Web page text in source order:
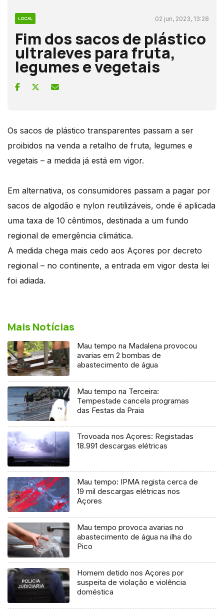
LOCAL 02 jun, 2023, 13:28
Fim dos sacos de plástico
ultraleves para fruta,
legumes e vegetais
Os sacos de plástico transparentes passam a ser
proibidos na venda a retalho de fruta, legumes e
vegetais – a medida já está em vigor.
Em alternativa, os consumidores passam a pagar por
sacos de algodão e nylon reutilizáveis, onde é aplicada
uma taxa de 10 cêntimos, destinada a um fundo
regional de emergência climática.
A medida chega mais cedo aos Açores por decreto
regional – no continente, a entrada em vigor desta lei
foi adiada.
Mais Notícias
Mau tempo na Madalena provocou
avarias em 2 bombas de
abastecimento de água
Mau tempo na Terceira:
Tempestade cancela programas
das Festas da Praia
Trovoada nos Açores: Registadas
18.991 descargas elétricas
Mau tempo: IPMA regista cerca de
19 mil descargas elétricas nos
Açores
Mau tempo provoca avarias no
abastecimento de água na ilha do
Pico
Homem detido nos Açores por
suspeita de violação e violência
doméstica